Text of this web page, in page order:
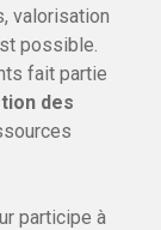
valorisation
possible.
fait partie
des
participe à